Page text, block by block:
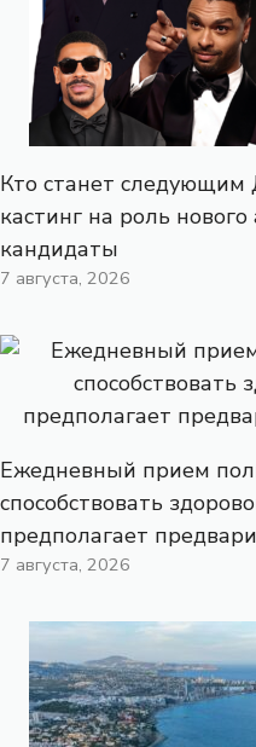
Кто станет
кастинг на роль
кандидаты
7 августа, 2026
Ежедневный прием
способствовать
предполагает
7 августа, 2026